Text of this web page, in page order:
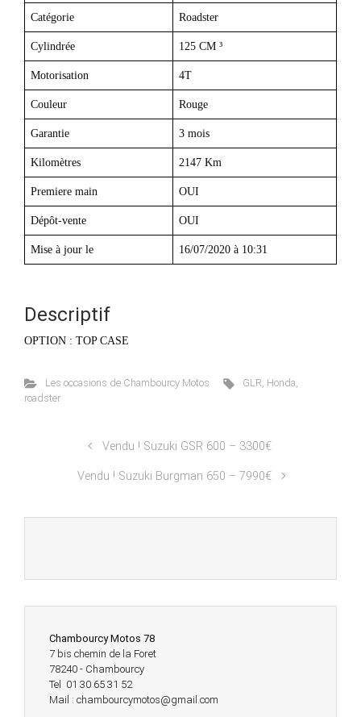
Catégorie Roadster
Cylindrée 125 CM ³
Motorisation 4T
Couleur Rouge
Garantie 3 mois
Kilomètres 2147 Km
Premiere main OUI
Dépôt-vente OUI
Mise à jour le 16/07/2020 à 10:31
Descriptif
OPTION : TOP CASE
Les occasions de Chambourcy Motos GLR, Honda,
roadster
Vendu ! Suzuki GSR 600 – 3300€
Vendu ! Suzuki Burgman 650 – 7990€
Chambourcy Motos 78
7 bis chemin de la Foret
78240 - Chambourcy
Tel 01 30 65 31 52
Mail : chambourcymotos@gmail.com